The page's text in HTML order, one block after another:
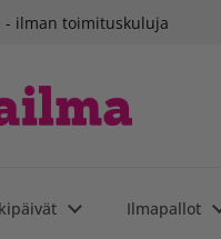
- ilman toimituskuluja
Ilmapallot